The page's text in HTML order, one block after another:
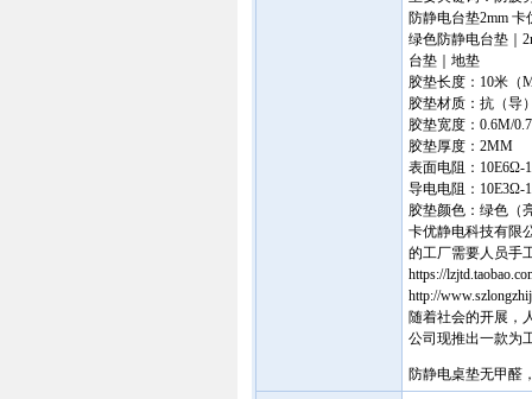
防静电台垫2mm
绿色防静电台垫｜
台垫｜地垫
胶垫长度：10米（
胶垫材质：抗（导
胶垫宽度：0.6M/
胶垫厚度：2MM
表面电阻：10E6Ω-
导电电阻：10E3Ω-
胶垫颜色：绿色（
卡优静电科技有限
的工厂需要人员手
https://
http://
随着社会的开展，
公司现推出一款为
防静电桌垫无甲醛